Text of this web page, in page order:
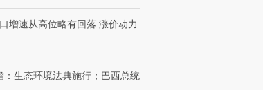
增速从高位略有回落 涨价动力
：生态环境法典施行；巴西总统